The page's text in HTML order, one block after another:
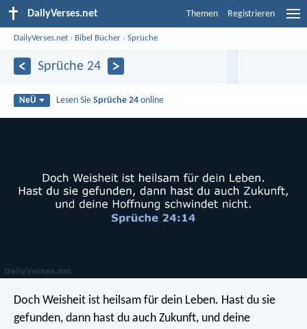
DailyVerses.net Themen Registrieren
DailyVerses.net › Bibel Bücher ›Sprüche
Sprüche 24
NeÜ Lesen SieSprüche 24 online
Doch Weisheit ist heilsam für dein Leben. Hast du sie
gefunden, dann hast du auch Zukunft, und deine